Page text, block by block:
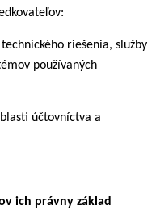
riešenia, služby
používaných
účtovníctva a
ich právny základ